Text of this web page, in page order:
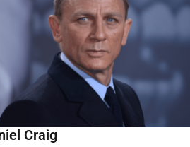
Craig